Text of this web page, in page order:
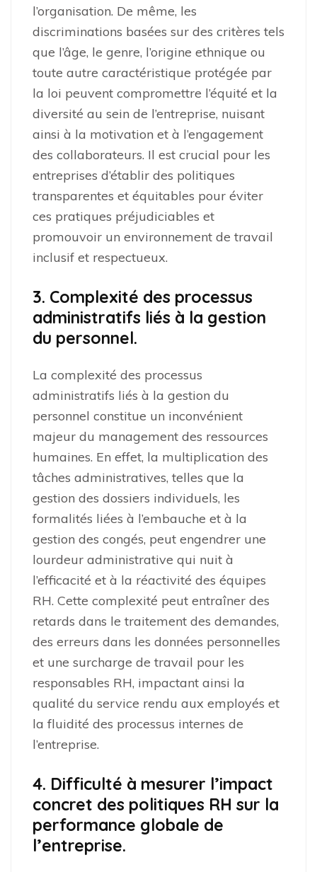
l’organisation. De même, les
discriminations basées sur des critères tels
que l’âge, le genre, l’origine ethnique ou
toute autre caractéristique protégée par
la loi peuvent compromettre l’équité et la
diversité au sein de l’entreprise, nuisant
ainsi à la motivation et à l’engagement
des collaborateurs. Il est crucial pour les
entreprises d’établir des politiques
transparentes et équitables pour éviter
ces pratiques préjudiciables et
promouvoir un environnement de travail
inclusif et respectueux.
3. Complexité des processus
administratifs liés à la gestion
du personnel.
La complexité des processus
administratifs liés à la gestion du
personnel constitue un inconvénient
majeur du management des ressources
humaines. En effet, la multiplication des
tâches administratives, telles que la
gestion des dossiers individuels, les
formalités liées à l’embauche et à la
gestion des congés, peut engendrer une
lourdeur administrative qui nuit à
l’efficacité et à la réactivité des équipes
RH. Cette complexité peut entraîner des
retards dans le traitement des demandes,
des erreurs dans les données personnelles
et une surcharge de travail pour les
responsables RH, impactant ainsi la
qualité du service rendu aux employés et
la fluidité des processus internes de
l’entreprise.
4. Difficulté à mesurer l’impact
concret des politiques RH sur la
performance globale de
l’entreprise.